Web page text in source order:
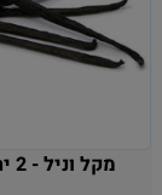
מקל וניל - 2 יח' במארז